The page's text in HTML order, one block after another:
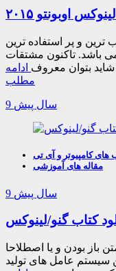
اوبونتو ۲۰۱۵
و پر استفاده ترین
باشد. تاکنون مشتقات
شاید بتوان معروف ادامه
مطلب
9 سال پیش
های کامپیوتر و آی تی
مقاله های آموزشی
9 سال پیش
کتاب گنو/لینوکس
باز بودن و یا اصطلاحا
سیستم عامل های تولید